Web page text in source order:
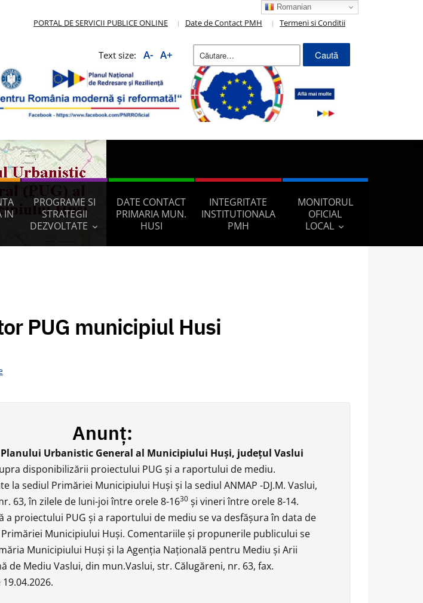
PORTAL DE SERVICII PUBLICE ONLINE Date de Contact PMH Termeni si Conditii
Text size: A- A+
Caută
după:
IN
PROGRAME SI
STRATEGII
DEZVOLTATE
DATE CONTACT
PRIMARIA MUN.
HUSI
INTEGRITATE
INSTITUTIONALA
PMH
MONITORUL
OFICIAL
LOCAL
PUG municipiul Husi
Anunț:
Planului Urbanistic General al Municipiului Huşi, judeţul Vaslui
disponibilizării proiectului PUG şi a raportului de mediu.
la sediul Primăriei Municipiului Huşi şi la sediul ANMAP -DJ.M. Vaslui,
63, în zilele de luni-joi între orele 8-1630 şi vineri între orele 8-14.
a proiectului PUG şi a raportului de mediu se va desfăşura în data de
Municipiului Huşi. Comentariile şi propunerile publicului se
Municipiului Huşi şi la Agenţia Naţională pentru Mediu şi Arii
de Mediu Vaslui, din mun.Vaslui, str. Călugăreni, nr. 63, fax.
Romanian